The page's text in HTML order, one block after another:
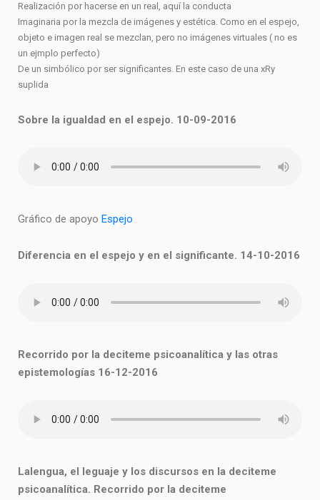
Realización por hacerse en un real, aquí la conducta
Imaginaria por la mezcla de imágenes y estética. Como en el espejo,
objeto e imagen real se mezclan, pero no imágenes virtuales ( no es
un ejmplo perfecto)
De un simbólico por ser significantes. En este caso de una xRy
suplida
Sobre la igualdad en el espejo. 10-09-2016
Gráfico de apoyo Espejo
Diferencia en el espejo y en el significante. 14-10-2016
Recorrido por la deciteme psicoanalítica y las otras
epistemologías 16-12-2016
Lalengua, el leguaje y los discursos en la deciteme
psicoanalítica. Recorrido por la deciteme